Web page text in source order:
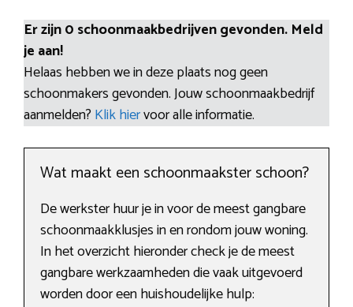
Er zijn 0 schoonmaakbedrijven gevonden. Meld
je aan!
Helaas hebben we in deze plaats nog geen
schoonmakers gevonden. Jouw schoonmaakbedrijf
aanmelden? Klik hiervoor alle informatie.
Wat maakt een schoonmaakster schoon?
De werkster huur je in voor de meest gangbare
schoonmaakklusjes in en rondom jouw woning.
In het overzicht hieronder check je de meest
gangbare werkzaamheden die vaak uitgevoerd
worden door een huishoudelijke hulp: